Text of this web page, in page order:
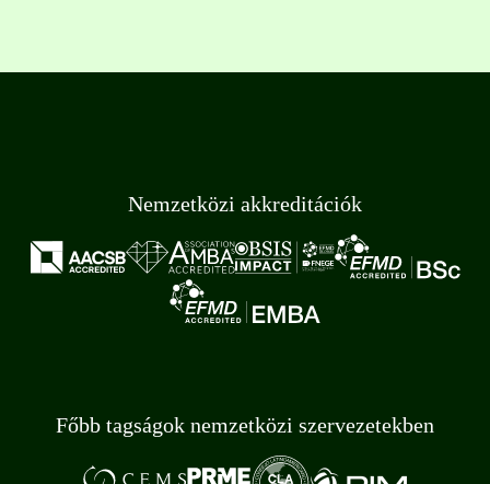
Nemzetközi akkreditációk
Főbb tagságok nemzetközi szervezetekben